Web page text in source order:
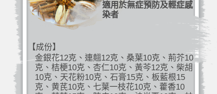
適用於無症預防及輕症感
染者
【成份】
金銀花12克、連翹12克、桑葉10克、荊芥10
克、桔梗10克、杏仁10克、黃芩12克、柴胡
10克、天花粉10克、石膏15克、板藍根15
克、黄芪10克、七葉一枝花10克、藿香10